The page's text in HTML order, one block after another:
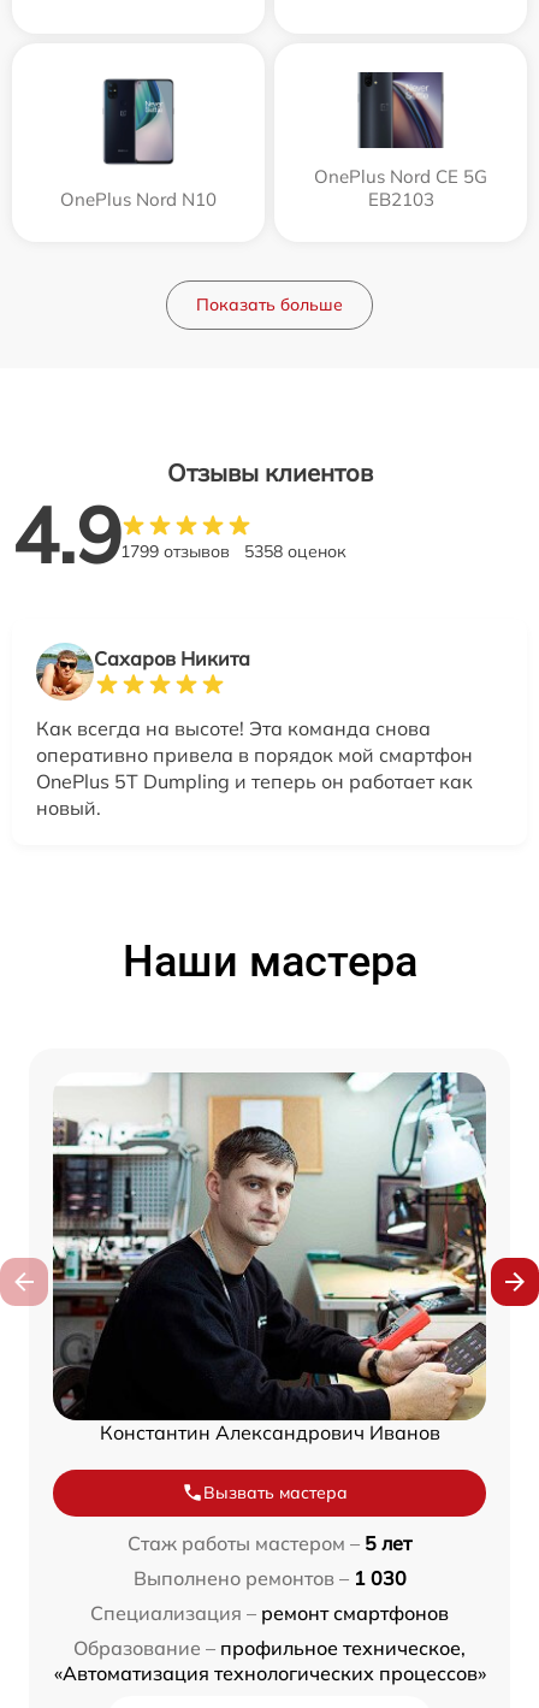
OnePlus Nord N10
OnePlus Nord CE 5G
EB2103
Показать больше
Отзывы клиентов
4.91799 отзывов 5358 оценок
Сахаров Никита
Как всегда на высоте! Эта команда снова
оперативно привела в порядок мой смартфон
OnePlus 5T Dumpling и теперь он работает как
новый.
Наши мастера
Константин Александрович Иванов
Вызвать мастера
Стаж работы мастером – 5 лет
Выполнено ремонтов – 1 030
Специализация – ремонт смартфонов
Образование – профильное техническое,
«Автоматизация технологических процессов»